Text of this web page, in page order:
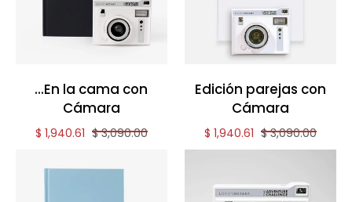
...En la cama con
Cámara
Reduced price of
$ 1,940.61 and original price of
$ 3,090.00
Edición parejas con
Cámara
Reduced price of
$ 1,940.61 and original
$ 3,090.00